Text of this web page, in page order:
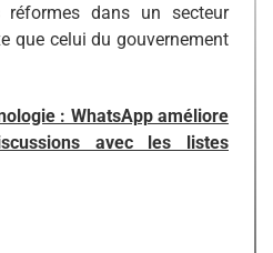
dans un secteur
que celui du gouvernement
: WhatsApp améliore
avec les listes